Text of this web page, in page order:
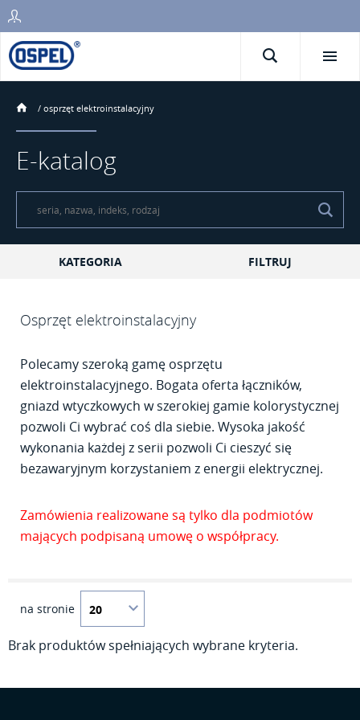
/ osprzęt elektroinstalacyjny
E-katalog
KATEGORIA FILTRUJ
Osprzęt elektroinstalacyjny
Polecamy szeroką gamę osprzętu
elektroinstalacyjnego. Bogata oferta łączników,
gniazd wtyczkowych w szerokiej gamie kolorystycznej
pozwoli Ci wybrać coś dla siebie. Wysoka jakość
wykonania każdej z serii pozwoli Ci cieszyć się
bezawaryjnym korzystaniem z energii elektrycznej.
Zamówienia realizowane są tylko dla podmiotów
mających podpisaną umowę o współpracy.
na stronie
Brak produktów spełniających wybrane kryteria.